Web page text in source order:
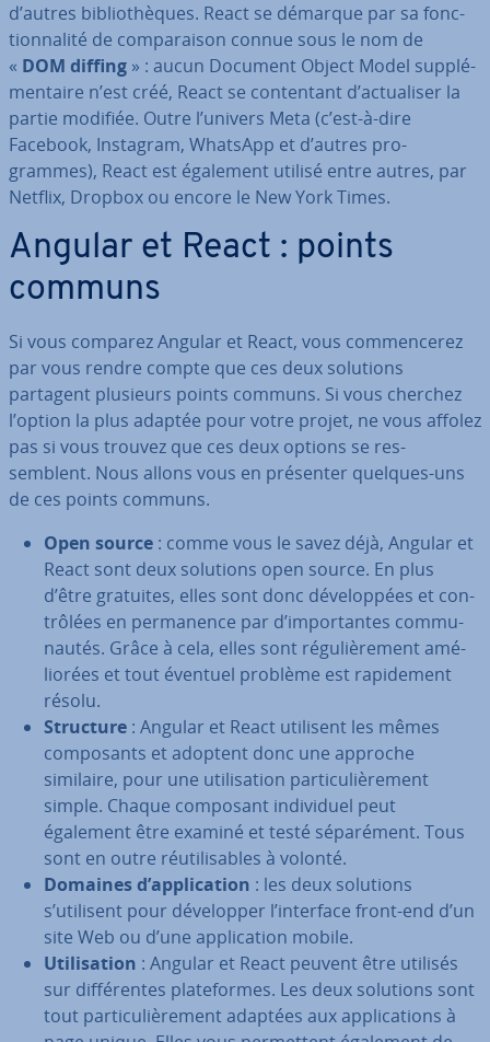
d’autres bi­blio­thèques. React se démarque par sa fonc­
tion­na­lité de com­pa­rai­son connue sous le nom de
« DOM diffing » : aucun Document Object Model sup­plé­
men­taire n’est créé, React se con­ten­tant d’ac­tua­li­ser la
partie modifiée. Outre l’univers Meta (c’est-à-dire
Facebook, Instagram, WhatsApp et d’autres pro­
grammes), React est également utilisé entre autres, par
Netflix, Dropbox ou encore le New York Times.
Angular et React : points
communs
Si vous comparez Angular et React, vous com­men­ce­rez
par vous rendre compte que ces deux solutions
partagent plusieurs points communs. Si vous cherchez
l’option la plus adaptée pour votre projet, ne vous affolez
pas si vous trouvez que ces deux options se res­
semblent. Nous allons vous en présenter quelques-uns
de ces points communs.
Open source : comme vous le savez déjà, Angular et
React sont deux solutions open source. En plus
d’être gratuites, elles sont donc dé­ve­lop­pées et con­
trô­lées en per­ma­nence par d’im­por­tantes com­mu­
nau­tés. Grâce à cela, elles sont ré­gu­liè­re­ment amé­
lio­rées et tout éventuel problème est ra­pi­de­ment
résolu.
Structure : Angular et React utilisent les mêmes
com­po­sants et adoptent donc une approche
similaire, pour une uti­li­sa­tion par­ti­cu­liè­re­ment
simple. Chaque composant in­di­vi­duel peut
également être examiné et testé sé­pa­ré­ment. Tous
sont en outre réu­ti­li­sables à volonté.
Domaines d’ap­pli­ca­tion : les deux solutions
s’utilisent pour dé­ve­lop­per l’interface front-end d’un
site Web ou d’une ap­pli­ca­tion mobile.
Uti­li­sa­tion : Angular et React peuvent être utilisés
sur dif­fé­rentes pla­te­formes. Les deux solutions sont
tout par­ti­cu­liè­re­ment adaptées aux ap­pli­ca­tions à